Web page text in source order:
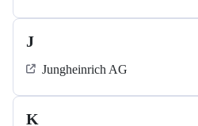
J
Jungheinrich AG
K